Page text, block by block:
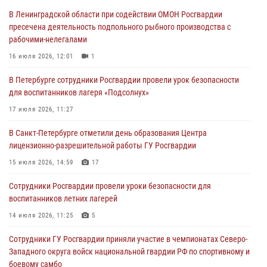
03 августа 2026, 14:15 3 1
Росгвардейцы приняли участие в Большом семейном фестивале
03 августа 2026, 13:26
В Ленинградской области сотрудники Росгвардии обнаружили
пропавшего мальчика с нарушением слуха и помогли ему вернуться
домой
В Санкт-Петербурге при содействии СОБР Росгвардии задержаны
подозреваемые в мошеннических действиях
Сотрудники ГУ Росгвардии приняли участие в чемпионатах Северо-
Западного округа войск национальной гвардии РФ по спортивному и
03 августа 2026, 10:07 7 1
В Ленинградской области при содействии ОМОН Росгвардии
пресечена деятельность подпольного рыбного производства с
рабочими-нелегалами
16 июля 2026, 12:01 1
В Петербурге сотрудники Росгвардии провели урок безопасности
для воспитанников лагеря «Подсолнух»
17 июля 2026, 11:27
В Санкт-Петербурге отметили день образования Центра
лицензионно-разрешительной работы ГУ Росгвардии
15 июля 2026, 14:59 17
Сотрудники Росгвардии провели уроки безопасности для
воспитанников летних лагерей
14 июля 2026, 11:25 5
Сотрудники ГУ Росгвардии приняли участие в чемпионатах Северо-
Западного округа войск национальной гвардии РФ по спортивному и
боевому самбо